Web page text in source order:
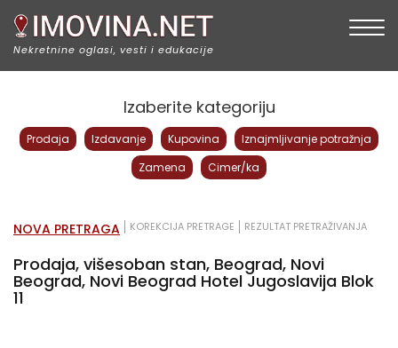
Nekretnine oglasi, vesti i edukacije
Izaberite kategoriju
Prodaja Izdavanje Kupovina
Iznajmljivanje potražnja
Zamena
Cimer/ka
NOVA PRETRAGA KOREKCIJA PRETRAGE REZULTAT PRETRAŽIVANJA
Prodaja, višesoban stan, Beograd, Novi
Beograd, Novi Beograd Hotel Jugoslavija Blok
11